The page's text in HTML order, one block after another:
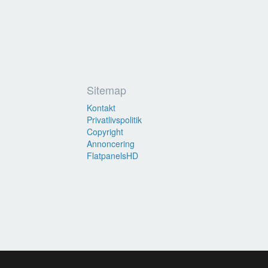
Sitemap
Kontakt
Privatlivspolitik
Copyright
Annoncering
FlatpanelsHD